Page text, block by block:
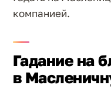
компанией.
Гадание на
в